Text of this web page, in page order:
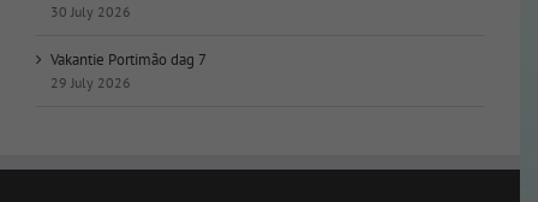
30 July 2026
Vakantie Portimão dag 7
29 July 2026